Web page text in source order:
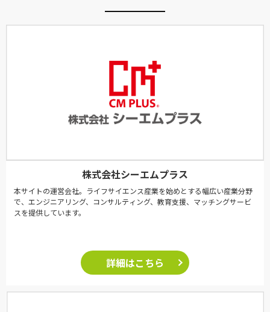
株式会社シーエムプラス
本サイトの運営会社。ライフサイエンス産業を始めとする幅広い産業分野
で、エンジニアリング、コンサルティング、教育支援、マッチングサービ
スを提供しています。
詳細はこちら